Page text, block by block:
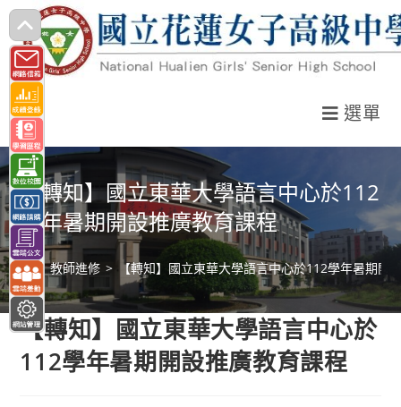
跳
轉
至
主
要
內
容
選單
【轉知】國立東華大學語言中心於112
學年暑期開設推廣教育課程
> 教師進修 > 【轉知】國立東華大學語言中心於112學年暑期開
【轉知】國立東華大學語言中心於
112學年暑期開設推廣教育課程